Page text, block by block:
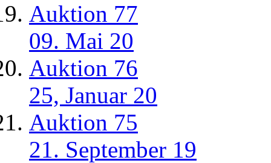
Auktion 77
09. Mai 20
Auktion 76
25, Januar 20
Auktion 75
21. September 19